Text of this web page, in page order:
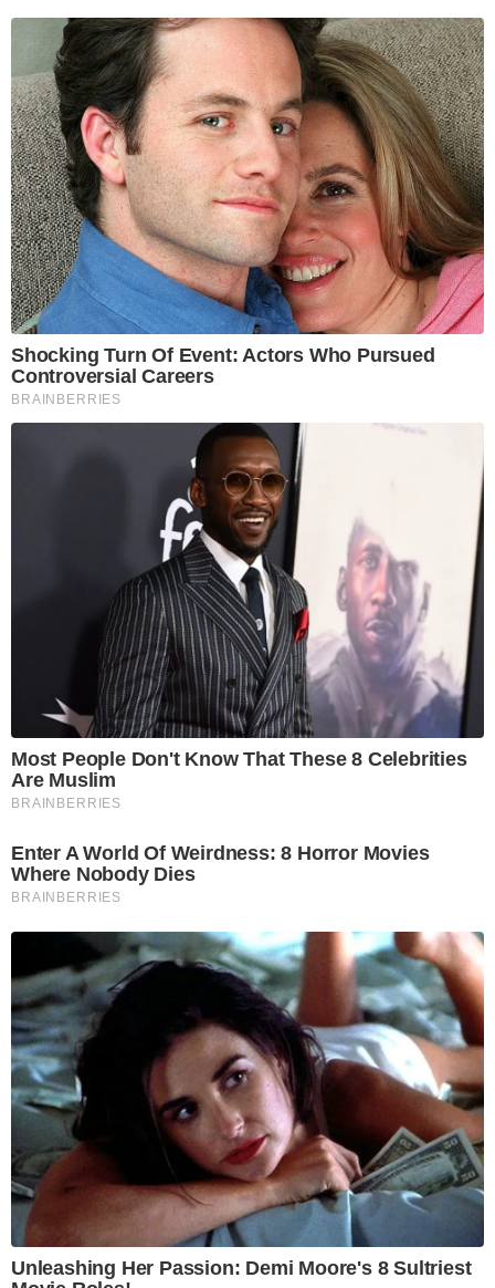
Shocking Turn Of Event: Actors Who Pursued
Controversial Careers
BRAINBERRIES
Most People Don't Know That These 8 Celebrities
Are Muslim
BRAINBERRIES
Enter A World Of Weirdness: 8 Horror Movies
Where Nobody Dies
BRAINBERRIES
Unleashing Her Passion: Demi Moore's 8 Sultriest